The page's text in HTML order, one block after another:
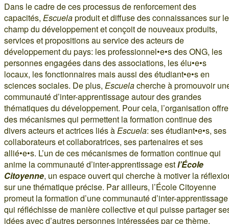
Dans le cadre de ces processus de renforcement des
capacités, Escuelaproduit et diffuse des connaissances sur le
champ du développement et conçoit de nouveaux produits,
services et propositions au service des acteurs de
développement du pays: les professionnel•e•s des ONG, les
personnes engagées dans des associations, les élu•e•s
locaux, les fonctionnaires mais aussi des étudiant•e•s en
sciences sociales. De plus, Escuelacherche à promouvoir
communauté d’inter-apprentissage autour des grandes
thématiques du développement. Pour cela, l’organisation offre
des mécanismes qui permettent la formation continue des
divers acteurs et actrices liés àEscuela: ses étudiant•e•s, ses
collaborateurs et collaboratrices, ses partenaires et ses
allié•e•s. L’un de ces mécanismes de formation continue qui
anime la communauté d’inter-apprentissage estl’École
Citoyenne, un espace ouvert qui cherche à motiver la
sur une thématique précise. Par ailleurs, l’École Citoyenne
promeut la formation d’une communauté d’inter-apprentissage
qui réfléchisse de manière collective et qui puisse partager
idées avec d’autres personnes intéressées par ce thème.